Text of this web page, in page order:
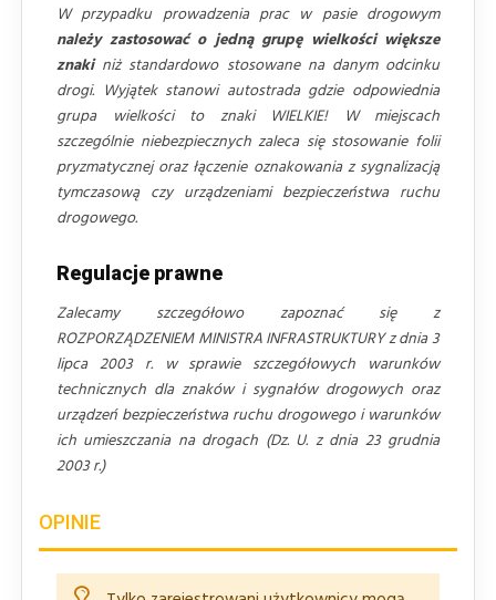
W przypadku prowadzenia prac w pasie drogowym
należy zastosować o jedną grupę wielkości większe
znakiniż standardowo stosowane na danym odcinku
drogi. Wyjątek stanowi autostrada gdzie odpowiednia
grupa wielkości to znaki WIELKIE! W miejscach
szczególnie niebezpiecznych zaleca się stosowanie folii
pryzmatycznej oraz łączenie oznakowania z sygnalizacją
tymczasową czy urządzeniami bezpieczeństwa ruchu
drogowego.
Regulacje prawne
Zalecamy szczegółowo zapoznać się z
ROZPORZĄDZENIEM MINISTRA INFRASTRUKTURY z dnia 3
lipca 2003 r. w sprawie szczegółowych warunków
technicznych dla znaków i sygnałów drogowych oraz
urządzeń bezpieczeństwa ruchu drogowego i warunków
ich umieszczania na drogach (Dz. U. z dnia 23 grudnia
2003 r.)
OPINIE